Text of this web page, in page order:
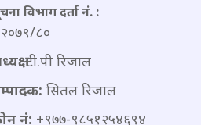
विभाग दर्ता नं. :
८०
टी.पी रिजाल
सितल रिजाल
नं: +९७७-९८५१२५४६९४